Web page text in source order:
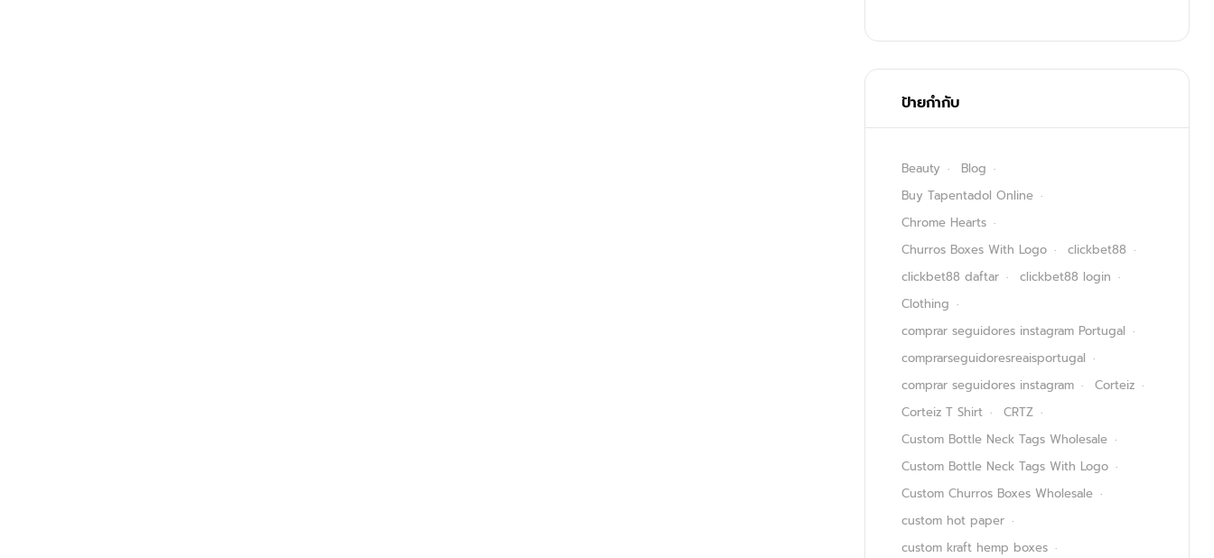
ป้ายกำกับ
Beauty
Blog
Buy Tapentadol Online
Chrome Hearts
Churros Boxes With Logo
clickbet88
clickbet88 daftar
clickbet88 login
Clothing
comprar seguidores instagram Portugal
comprarseguidoresreaisportugal
comprar seguidores instagram
Corteiz
Corteiz T Shirt
CRTZ
Custom Bottle Neck Tags Wholesale
Custom Bottle Neck Tags With Logo
Custom Churros Boxes Wholesale
custom hot paper
custom kraft hemp boxes